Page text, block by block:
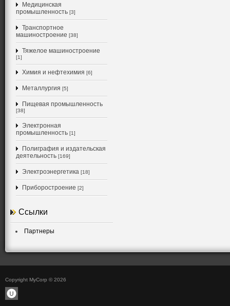
Медицинская
промышленность [3]
Транспортное
машиностроение [38]
Тяжелое машиностроение
[1]
Химия и нефтехимия [6]
Металлургия [5]
Пищевая промышленность
[38]
Электронная
промышленность [1]
Полиграфия и издательская
деятельность [169]
Электроэнергетика [18]
Приборостроение [2]
Ссылки
Партнеры
Copyright MyCorp © 2026